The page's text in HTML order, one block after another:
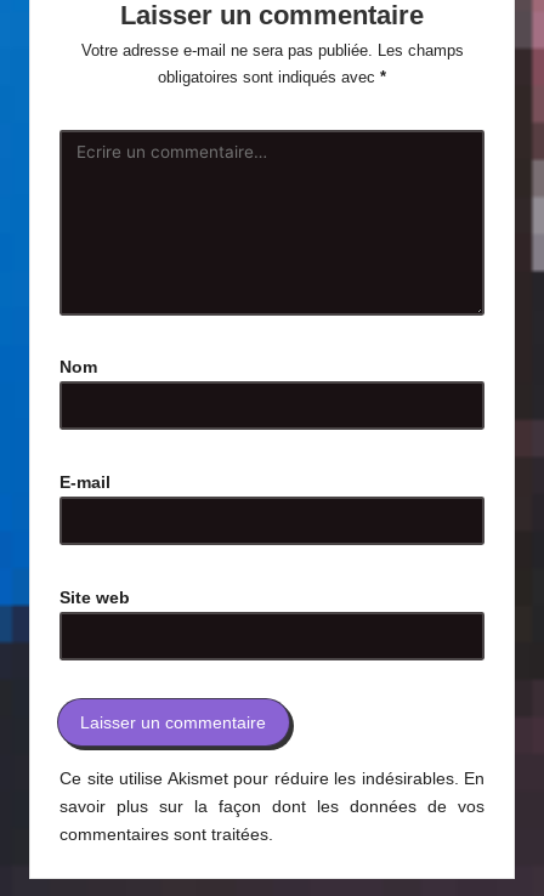
Laisser un commentaire
Votre adresse e-mail ne sera pas publiée. Les champs
obligatoires sont indiqués avec *
Nom
E-mail
Site web
Ce site utilise Akismet pour réduire les indésirables. En
savoir plus sur la façon dont les données de vos
commentaires sont traitées.